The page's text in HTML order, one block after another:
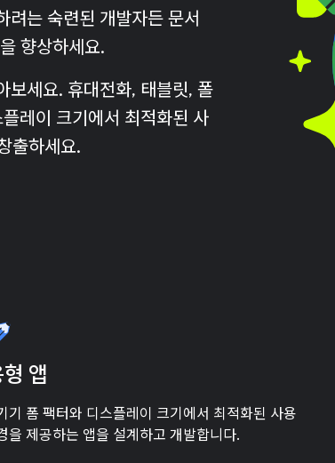
려는 숙련된 개발자든 문서
향상하세요.
보세요. 휴대전화, 태블릿, 폴
레이 크기에서 최적화된 사
출하세요.
앱
기 폼 팩터와 디스플레이 크기에서 최적화된 사용
을 제공하는 앱을 설계하고 개발합니다.